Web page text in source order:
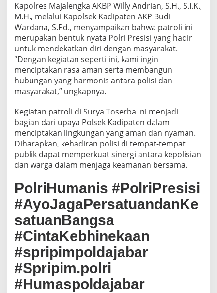
Kapolres Majalengka AKBP Willy Andrian, S.H., S.I.K.,
M.H., melalui Kapolsek Kadipaten AKP Budi
Wardana, S.Pd., menyampaikan bahwa patroli ini
merupakan bentuk nyata Polri Presisi yang hadir
untuk mendekatkan diri dengan masyarakat.
“Dengan kegiatan seperti ini, kami ingin
menciptakan rasa aman serta membangun
hubungan yang harmonis antara polisi dan
masyarakat,” ungkapnya.
Kegiatan patroli di Surya Toserba ini menjadi
bagian dari upaya Polsek Kadipaten dalam
menciptakan lingkungan yang aman dan nyaman.
Diharapkan, kehadiran polisi di tempat-tempat
publik dapat memperkuat sinergi antara kepolisian
dan warga dalam menjaga keamanan bersama.
PolriHumanis #PolriPresisi
#AyoJagaPersatuandanKe
satuanBangsa
#CintaKebhinekaan
#spripimpoldajabar
#Spripim.polri
#Humaspoldajabar